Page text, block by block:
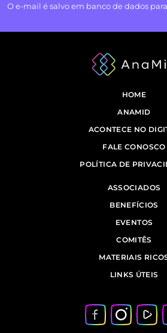
O e-mail é salvo em banco de dados
HOME
ANAMID
ACONTECE NO
FALE CONOSCO
POLÍTICA DE
ASSOCIADOS
BENEFÍCIOS
EVENTOS
COMITÊS
MATERIAIS
LINKS ÚTEIS